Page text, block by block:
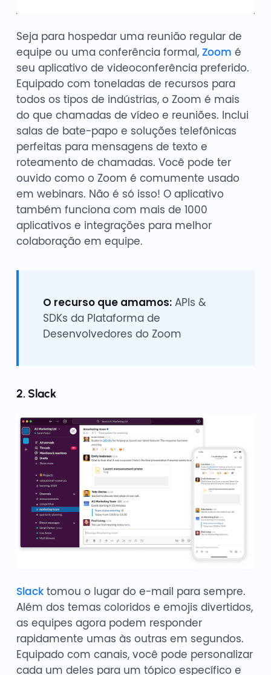
Seja para hospedar uma reunião regular de
equipe ou uma conferência formal, Zoom é
seu aplicativo de videoconferência preferido.
Equipado com toneladas de recursos para
todos os tipos de indústrias, o Zoom é mais
do que chamadas de vídeo e reuniões. Inclui
salas de bate-papo e soluções telefônicas
perfeitas para mensagens de texto e
roteamento de chamadas. Você pode ter
ouvido como o Zoom é comumente usado
em webinars. Não é só isso! O aplicativo
também funciona com mais de 1000
aplicativos e integrações para melhor
colaboração em equipe.
O recurso que amamos:APIs &
SDKs da Plataforma de
Desenvolvedores do Zoom
2. Slack
Slacktomou o lugar do e-mail para sempre.
Além dos temas coloridos e emojis divertidos,
as equipes agora podem responder
rapidamente umas às outras em segundos.
Equipado com canais, você pode personalizar
cada um deles para um tópico específico e